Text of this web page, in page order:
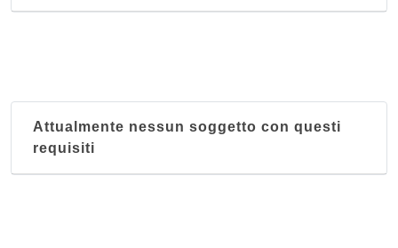
Attualmente nessun soggetto con questi
requisiti